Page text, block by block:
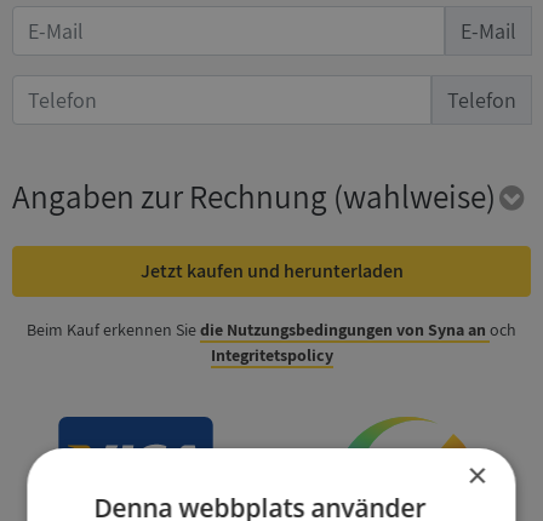
E-Mail
Telefon
Angaben zur Rechnung (wahlweise)
Jetzt kaufen und herunterladen
Beim Kauf erkennen Siedie Nutzungsbedingungen von Syna an och
Integritetspolicy
×
Denna webbplats använder